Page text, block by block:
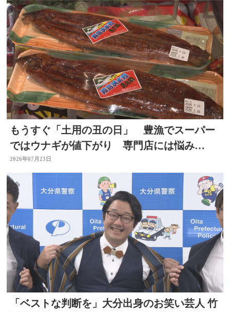
もうすぐ「土用の丑の日」 豊漁でスーパー
ではウナギが値下がり 専門店には悩み
も… 大分
2026年07月23日
「ベストな判断を」大分出身のお笑い芸人 竹